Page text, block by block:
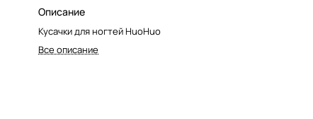
Описание
Кусачки для ногтей HuoHuo
Все описание